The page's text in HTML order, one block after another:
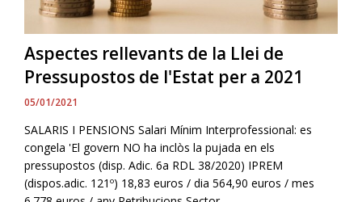
Aspectes rellevants de la Llei de
Pressupostos de l'Estat per a 2021
05/01/2021
SALARIS I PENSIONS Salari Mínim Interprofessional: es
congela 'El govern NO ha inclòs la pujada en els
pressupostos (disp. Adic. 6a RDL 38/2020) IPREM
(dispos.adic. 121º) 18,83 euros / dia 564,90 euros / mes